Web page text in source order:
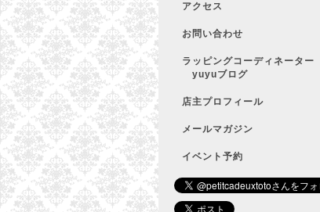
アクセス
お問い合わせ
ラッピングコーディネーター
yuyuブログ
店主プロフィール
メールマガジン
イベント予約